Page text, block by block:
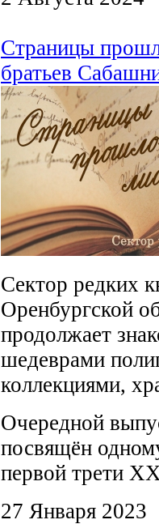
Страницы
братьев
Сектор редких
Оренбургской
продолжает
шедеврами
коллекциями,
Очередной
посвящён
первой трети
27 Января 2023